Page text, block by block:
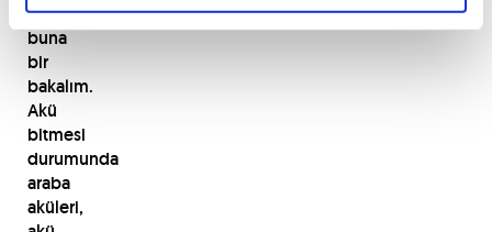
yapılır
buna
bir
bakalım.
Akü
bitmesi
durumunda
araba
aküleri,